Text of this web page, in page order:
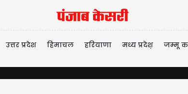
उत्तर प्रदेश हिमाचल हरियाणा मध्य प्रदेश़ जम्मू